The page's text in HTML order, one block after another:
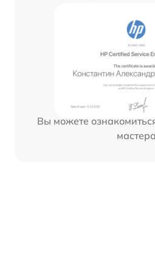
Вы можете
мастера